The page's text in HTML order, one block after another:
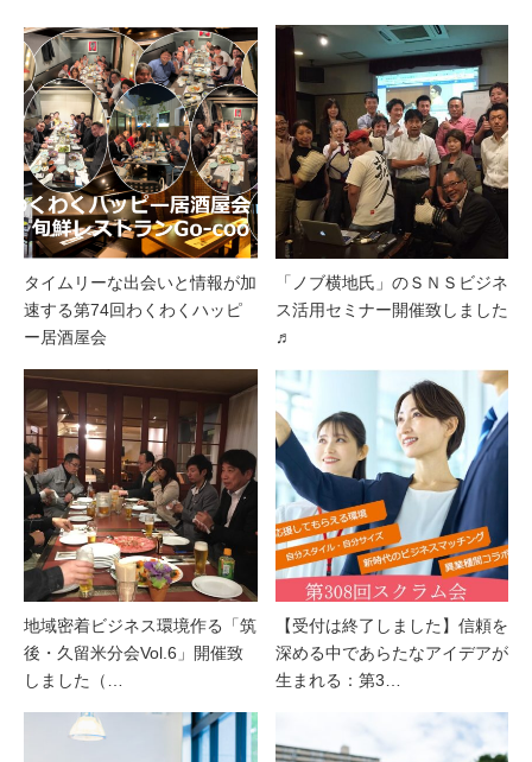
タイムリーな出会いと情報が加
速する第74回わくわくハッピ
ー居酒屋会
「ノブ横地氏」のＳＮＳビジネ
ス活用セミナー開催致しました
♬
地域密着ビジネス環境作る「筑
後・久留米分会Vol.6」開催致
しました（…
【受付は終了しました】信頼を
深める中であらたなアイデアが
生まれる：第3…